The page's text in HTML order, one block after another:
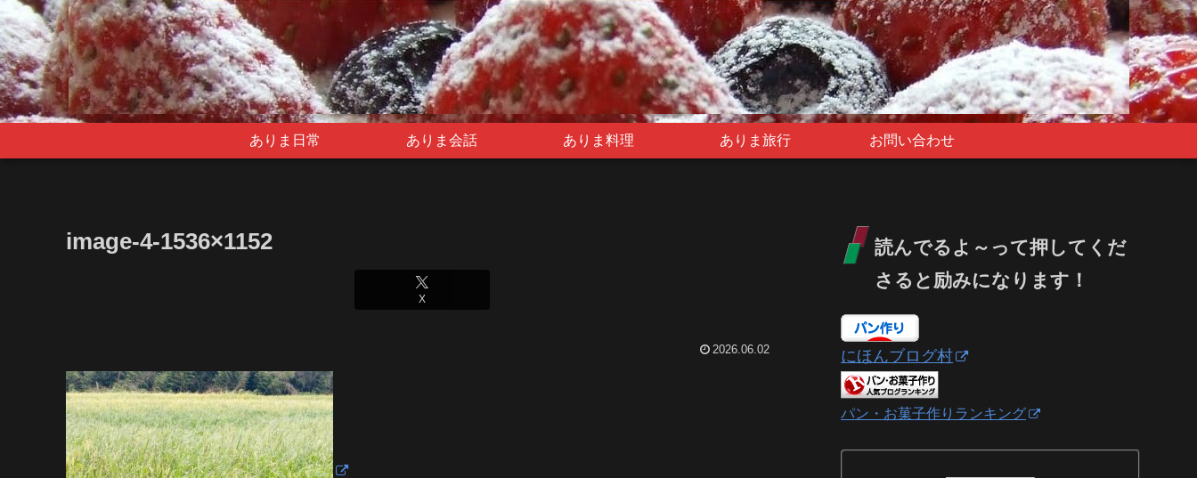
ありま日常 ありま会話 ありま料理 ありま旅行 お問い合わせ
image-4-1536×1152
X
2026.06.02
読んでるよ～って押してくだ
さると励みになります！
にほんブログ村
パン・お菓子作りランキング